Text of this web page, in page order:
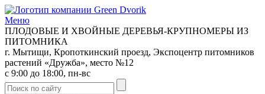
Меню
ПЛОДОВЫЕ И ХВОЙНЫЕ ДЕРЕВЬЯ-КРУПНОМЕРЫ ИЗ
ПИТОМНИКА
г. Мытищи, Кропоткинский проезд, Экспоцентр питомников
растений «Дружба», место №12
с 9:00 до 18:00, пн-вс